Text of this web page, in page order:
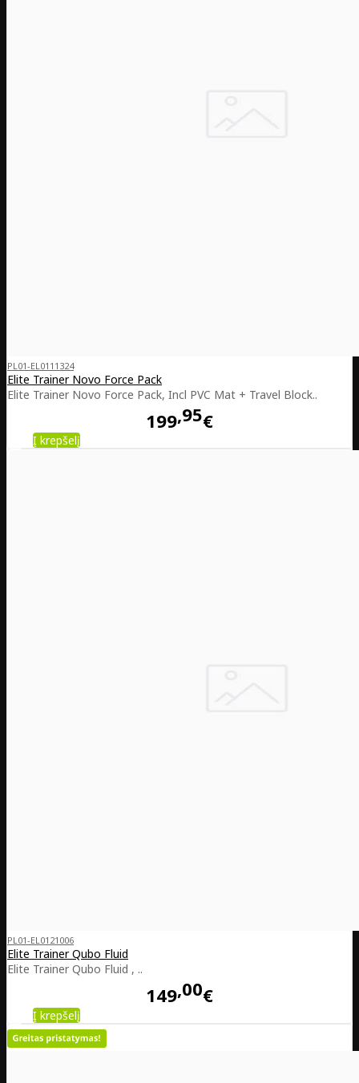
PL01-EL0111324
Elite Trainer Novo Force Pack
Elite Trainer Novo Force Pack, Incl PVC Mat + Travel Block..
199 95€
Į krepšelį
PL01-EL0121006
Elite Trainer Qubo Fluid
Elite Trainer Qubo Fluid , ..
149 00€
Į krepšelį